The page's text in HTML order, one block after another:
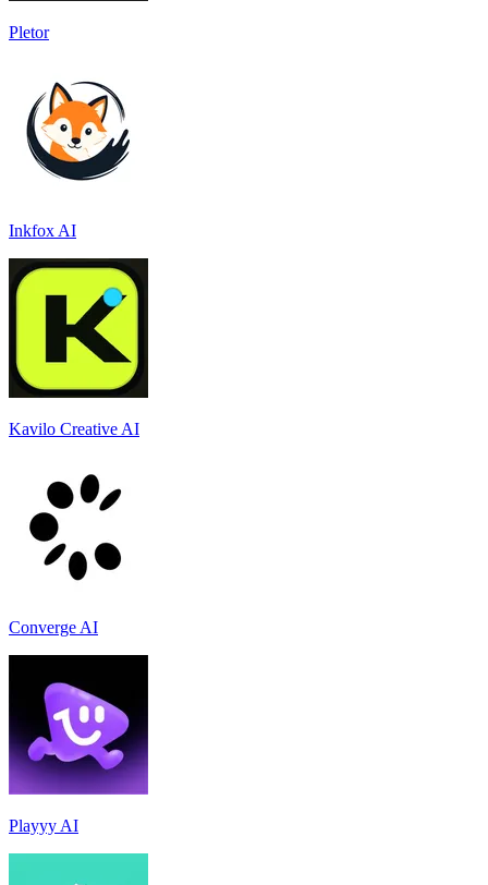
Pletor
Inkfox AI
Kavilo Creative AI
Converge AI
Playyy AI